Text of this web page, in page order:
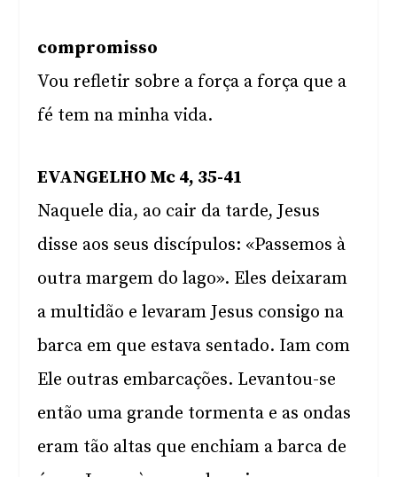
compromisso
Vou refletir sobre a força a força que a
fé tem na minha vida.
EVANGELHO Mc 4, 35-41
Naquele dia, ao cair da tarde, Jesus
disse aos seus discípulos: «Passemos à
outra margem do lago». Eles deixaram
a multidão e levaram Jesus consigo na
barca em que estava sentado. Iam com
Ele outras embarcações. Levantou-se
então uma grande tormenta e as ondas
eram tão altas que enchiam a barca de